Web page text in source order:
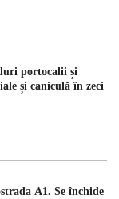
portocalii și
și caniculă în zeci
A1. Se închide